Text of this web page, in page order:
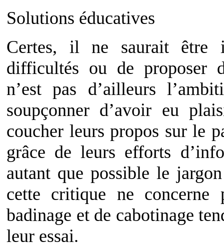
Solutions éducatives
Certes, il ne saurait être
difficultés ou de proposer
n’est pas d’ailleurs
soupçonner d’avoir eu
coucher leurs propos sur le
grâce de leurs efforts
autant que possible le
cette critique ne
badinage et de cabotinage
leur essai.